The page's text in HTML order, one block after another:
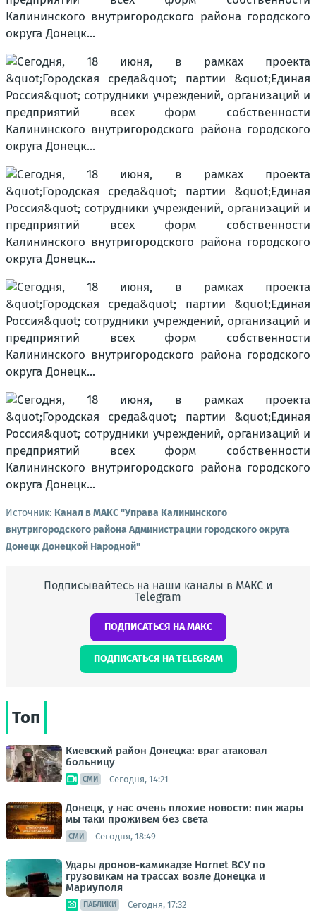
Источник: Канал в МАКС "Управа Калининского
внутригородского района Администрации городского округа
Донецк Донецкой Народной"
Подписывайтесь на наши каналы в МАКС и
Telegram
ПОДПИСАТЬСЯ НА МАКС
ПОДПИСАТЬСЯ НА TELEGRAM
Топ
Киевский район Донецка: враг атаковал
больницу
СМИ Сегодня, 14:21
Донецк, у нас очень плохие новости: пик жары
мы таки проживем без света
СМИ Сегодня, 18:49
Удары дронов-камикадзе Hornet ВСУ по
грузовикам на трассах возле Донецка и
Мариуполя
ПАБЛИКИ Сегодня, 17:32